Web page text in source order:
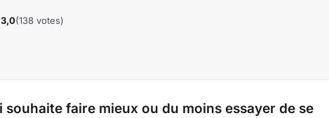
3,0(138 votes)
souhaite faire mieux ou du moins essayer de se